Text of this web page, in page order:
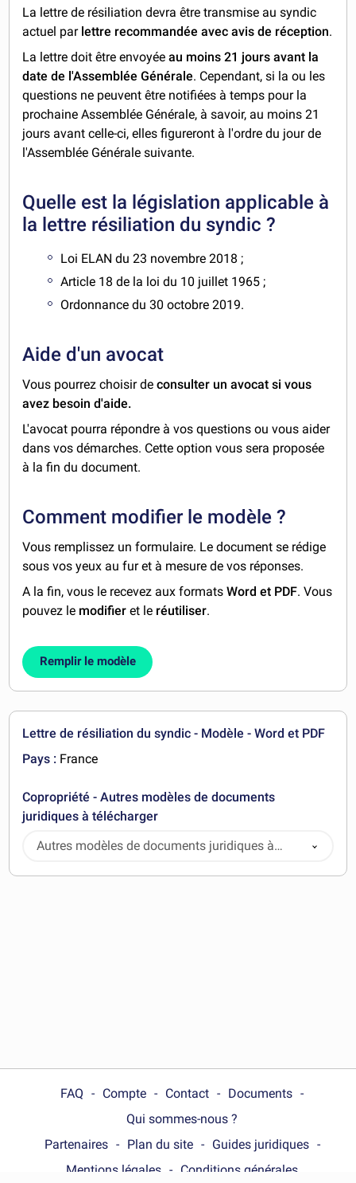
La lettre de résiliation devra être transmise au syndic
actuel par lettre recommandée avec avis de réception.
La lettre doit être envoyéeau moins 21 jours avant la
date de l'Assemblée Générale. Cependant, si la ou les
questions ne peuvent être notifiées à temps pour la
prochaine Assemblée Générale, à savoir, au moins 21
jours avant celle-ci, elles figureront à l'ordre du jour de
l'Assemblée Générale suivante.
Quelle est la législation applicable à
la lettre résiliation du syndic ?
Loi ELAN du 23 novembre 2018 ;
Article 18 de la loi du 10 juillet 1965 ;
Ordonnance du 30 octobre 2019.
Aide d'un avocat
Vous pourrez choisir deconsulter un avocat si vous
avez besoin d'aide.
L'avocat pourra répondre à vos questions ou vous aider
dans vos démarches. Cette option vous sera proposée
à la fin du document.
Comment modifier le modèle ?
Vous remplissez un formulaire. Le document se rédige
sous vos yeux au fur et à mesure de vos réponses.
A la fin, vous le recevez aux formatsWord et PDF. Vous
pouvez le modifier et le réutiliser.
Remplir le modèle
Lettre de résiliation du syndic - Modèle - Word et PDF
Pays : France
Copropriété - Autres modèles de documents
juridiques à télécharger
Autres modèles de documents juridiques à
télécharger
FAQ Compte Contact
Documents
Qui sommes-nous ?
Partenaires
Plan du site
Guides juridiques
Mentions légales
Conditions générales